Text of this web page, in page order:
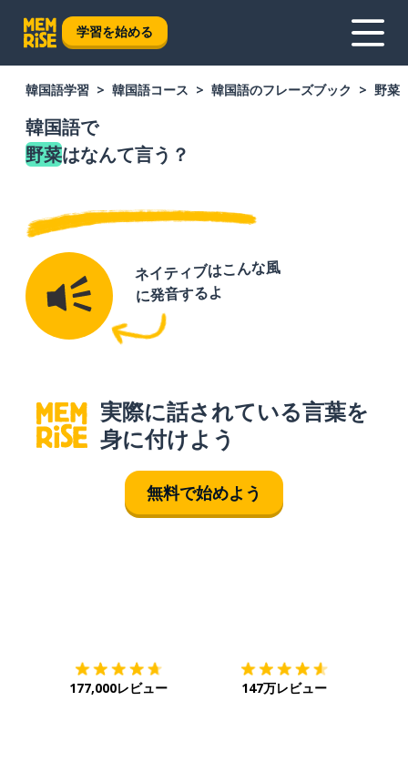
学習を始める
韓国語学習 韓国語コース 韓国語のフレーズブック 野菜
韓国語で
野菜はなんて言う？
ネイティブはこんな風
に発音するよ
実際に話されている言葉を
身に付けよう
無料で始めよう
177,000レビュー 147万レビュー